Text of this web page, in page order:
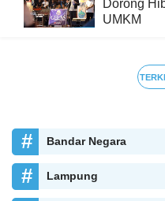
Dorong
UMKM
Bandar Negara
Lampung